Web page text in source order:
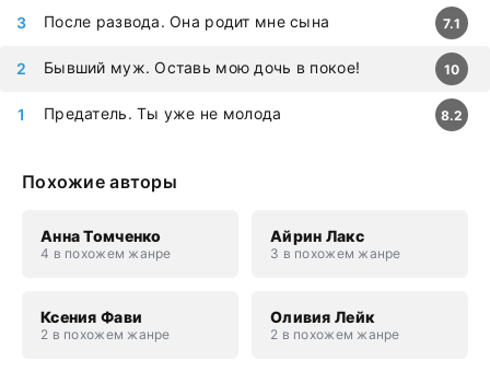
Предатель. Ты уже не молода 8.2
Бывший муж. Оставь мою дочь в покое! 10
После развода. Она родит мне сына 7.1
Похожие авторы
Анна Томченко
4 в похожем жанре
Айрин Лакс
3 в похожем жанре
Ксения Фави
2 в похожем жанре
Оливия Лейк
2 в похожем жанре